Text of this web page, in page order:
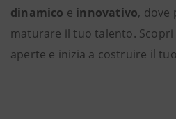
dinamico e innovativo, dove
maturare il tuo talento.
aperte e inizia a costruire il